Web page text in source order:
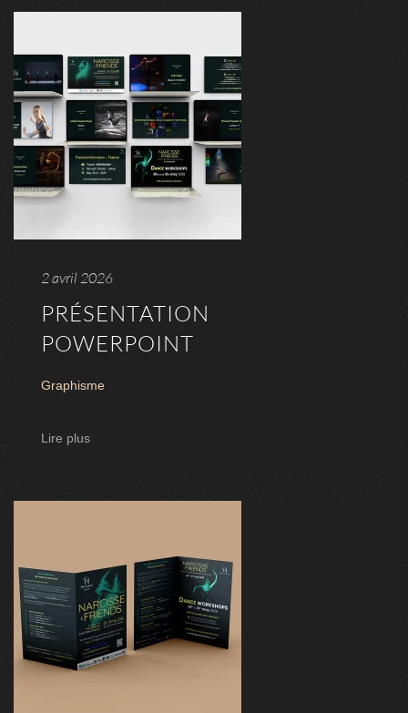
2 avril 2026
PRÉSENTATION
POWERPOINT
Graphisme
Lire plus